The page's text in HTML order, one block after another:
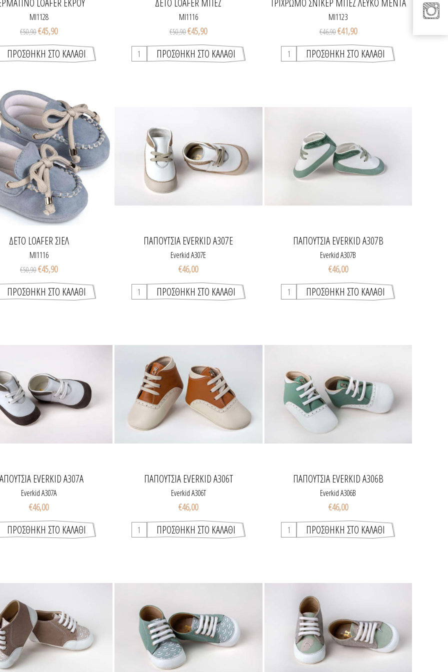
LOAFER ΕΚΡΟΎ
MI1128
€50,90€45,90
ΔΕΤΌ LOAFER ΜΠΕΖ
MI1116
€50,90€45,90
ΤΡΊΧΡΩΜΟ ΣΝΊΚΕΡ ΜΠΕΖ ΛΕΥΚΌ ΜΈΝΤΑ
MI1123
€46,90€41,90
ΔΕΤΌ LOAFER ΣΙΈΛ
MI1116
€50,90€45,90
ΠΑΠΟΎΤΣΙΑ EVERKID A307Ε
Everkid A307Ε
€46,00
ΠΑΠΟΎΤΣΙΑ EVERKID A307Β
Everkid A307Β
€46,00
EVERKID A307Α
Everkid A307Α
€46,00
ΠΑΠΟΎΤΣΙΑ EVERKID A306Τ
Everkid A306Τ
€46,00
ΠΑΠΟΎΤΣΙΑ EVERKID A306Β
Everkid A306Β
€46,00